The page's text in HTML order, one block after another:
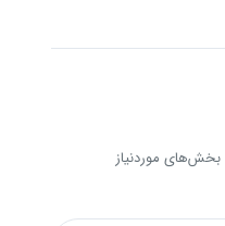
بخش‌های موردنیاز